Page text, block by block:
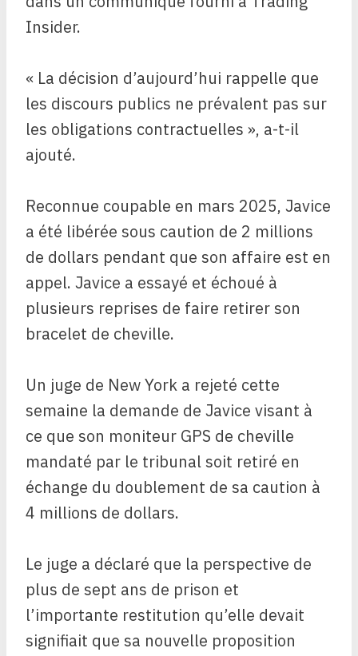
Insider.
« La décision d’aujourd’hui rappelle que
les discours publics ne prévalent pas sur
les obligations contractuelles », a-t-il
ajouté.
Reconnue coupable en mars 2025, Javice
a été libérée sous caution de 2 millions
de dollars pendant que son affaire est en
appel. Javice a essayé et échoué à
plusieurs reprises de faire retirer son
bracelet de cheville.
Un juge de New York a rejeté cette
semaine la demande de Javice visant à
ce que son moniteur GPS de cheville
mandaté par le tribunal soit retiré en
échange du doublement de sa caution à
4 millions de dollars.
Le juge a déclaré que la perspective de
plus de sept ans de prison et
l’importante restitution qu’elle devait
signifiait que sa nouvelle proposition